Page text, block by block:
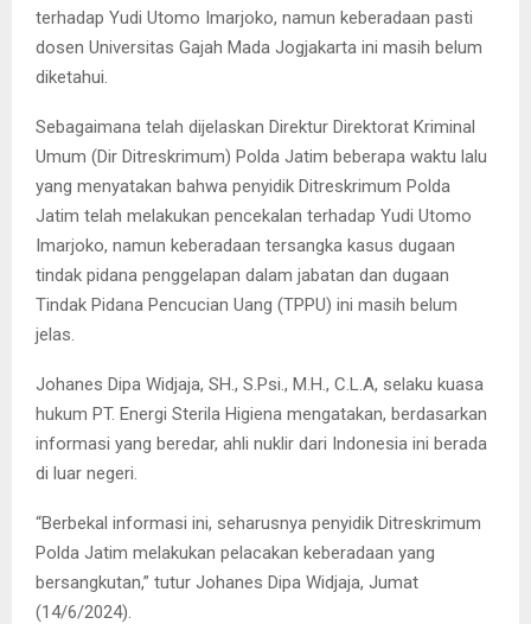
terhadap Yudi Utomo Imarjoko, namun keberadaan pasti
dosen Universitas Gajah Mada Jogjakarta ini masih belum
diketahui.
Sebagaimana telah dijelaskan Direktur Direktorat Kriminal
Umum (Dir Ditreskrimum) Polda Jatim beberapa waktu lalu
yang menyatakan bahwa penyidik Ditreskrimum Polda
Jatim telah melakukan pencekalan terhadap Yudi Utomo
Imarjoko, namun keberadaan tersangka kasus dugaan
tindak pidana penggelapan dalam jabatan dan dugaan
Tindak Pidana Pencucian Uang (TPPU) ini masih belum
jelas.
Johanes Dipa Widjaja, SH., S.Psi., M.H., C.L.A, selaku kuasa
hukum PT. Energi Sterila Higiena mengatakan, berdasarkan
informasi yang beredar, ahli nuklir dari Indonesia ini berada
di luar negeri.
“Berbekal informasi ini, seharusnya penyidik Ditreskrimum
Polda Jatim melakukan pelacakan keberadaan yang
bersangkutan,” tutur Johanes Dipa Widjaja, Jumat
(14/6/2024).